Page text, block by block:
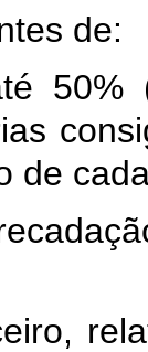
de:
50%
de